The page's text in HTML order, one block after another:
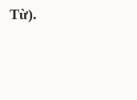
Từ).